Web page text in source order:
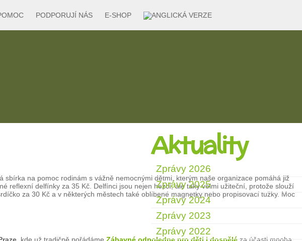
E-SHOP
PODPORUJÍ NÁS
sbírka na pomoc rodinám s vážně nemocnými dětmi, kterým naše organizace pomáhá již
reflexní delfínky za 35 Kč. Delfínci jsou nejen hezcí, ale taky velmi užiteční, protože slouží
za 30 Kč a v některých městech také oblíbené magnetky nebo propisovací tužky. Moc
Aktuality
Zprávy 2026
Zprávy 2025
Zprávy 2024
Zprávy 2023
Zprávy 2022